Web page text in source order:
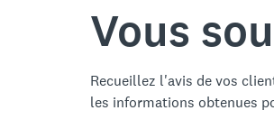
Vous
Recueillez l'avis de vos
les informations obtenues